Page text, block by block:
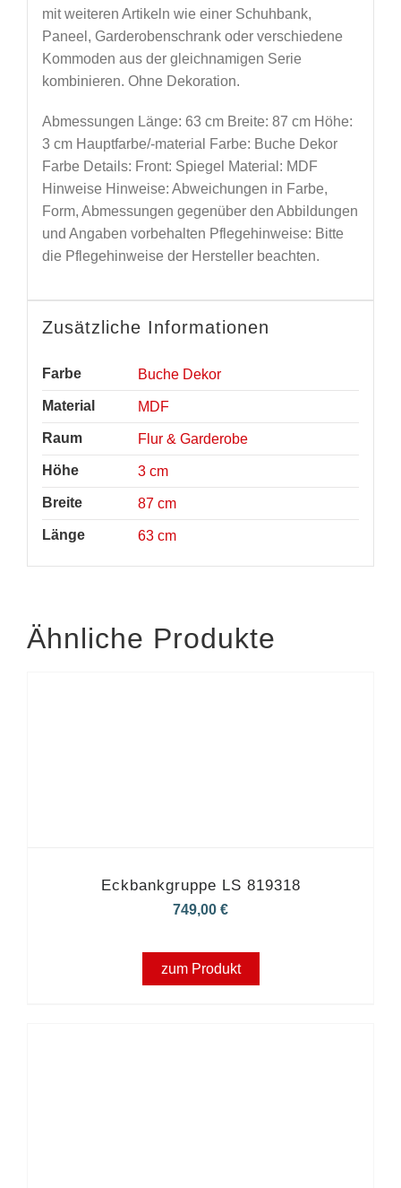
mit weiteren Artikeln wie einer Schuhbank,
Paneel, Garderobenschrank oder verschiedene
Kommoden aus der gleichnamigen Serie
kombinieren. Ohne Dekoration.
Abmessungen Länge: 63 cm Breite: 87 cm Höhe:
3 cm Hauptfarbe/-material Farbe: Buche Dekor
Farbe Details: Front: Spiegel Material: MDF
Hinweise Hinweise: Abweichungen in Farbe,
Form, Abmessungen gegenüber den Abbildungen
und Angaben vorbehalten Pflegehinweise: Bitte
die Pflegehinweise der Hersteller beachten.
Zusätzliche Informationen
Farbe Buche Dekor
Material MDF
Raum Flur & Garderobe
Höhe 3 cm
Breite 87 cm
Länge 63 cm
Ähnliche Produkte
Eckbankgruppe LS 819318
749,00 €
zum Produkt